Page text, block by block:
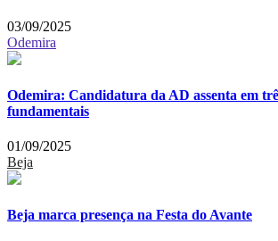
03/09/2025
Odemira
Odemira: Candidatura da AD assenta em
fundamentais
01/09/2025
Beja
Beja marca presença na Festa do Avante